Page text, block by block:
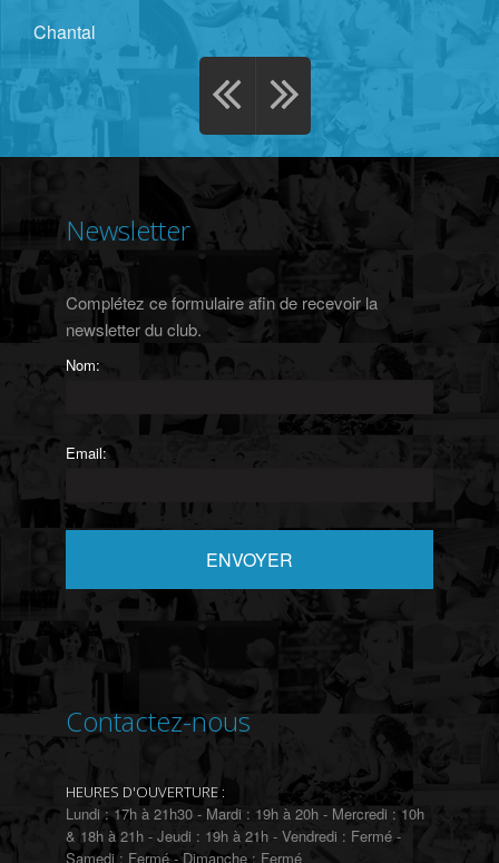
Chantal
Newsletter
Complétez ce formulaire afin de recevoir la
newsletter du club.
Nom:
Email:
Contactez-nous
HEURES D'OUVERTURE :
Lundi : 17h à 21h30 - Mardi : 19h à 20h - Mercredi : 10h
& 18h à 21h - Jeudi : 19h à 21h - Vendredi : Fermé -
Samedi : Fermé - Dimanche : Fermé